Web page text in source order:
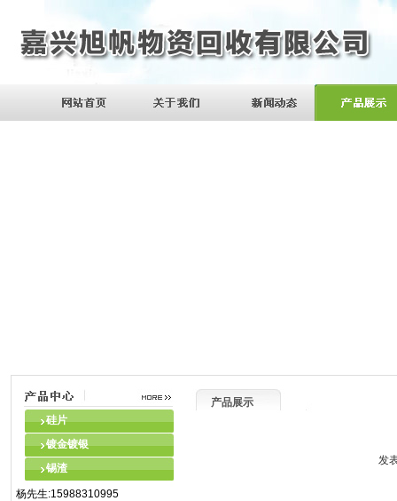
硅片
镀金镀银
锡渣
杨先生:15988310995
产品展示
发